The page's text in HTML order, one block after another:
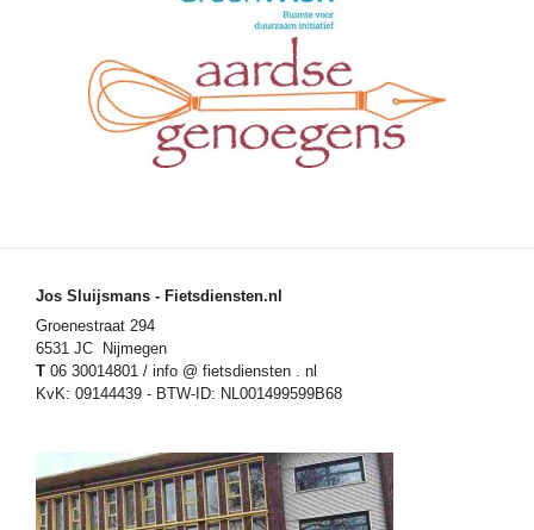
Jos Sluijsmans - Fietsdiensten.nl
Groenestraat 294
6531 JC Nijmegen
T 06 30014801 / info @ fietsdiensten . nl
KvK: 09144439 - BTW-ID: NL001499599B68